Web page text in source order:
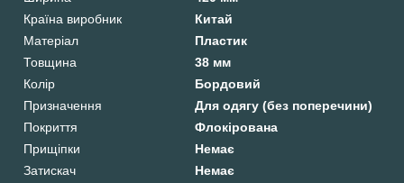
Країна виробник
Китай
Матеріал
Пластик
Товщина
38 мм
Колір
Бордовий
Призначення
Для одягу (без поперечини)
Покриття
Флокірована
Прищіпки
Немає
Затискач
Немає